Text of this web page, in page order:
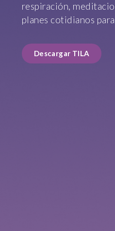
respiración,
planes cotidianos
Descargar TILA